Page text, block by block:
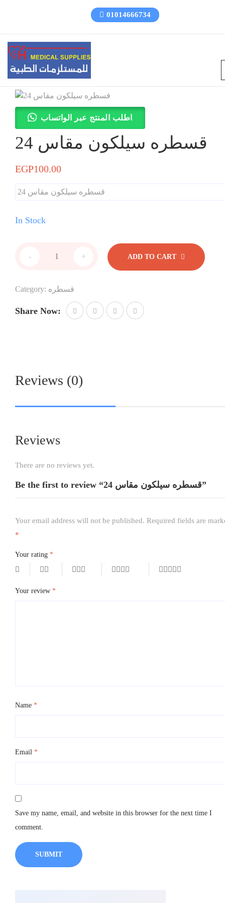
01014666734
اطلب المنتج عبر الواتساب
قسطره سيلكون مقاس 24
EGP100.00
قسطره سيلكون مقاس 24
In Stock
سيلكون
quantity
- + ADD TO CART
Category: قسطره
Share Now:
Reviews (0)
Reviews
There are no reviews yet.
Be the first to review “قسطره سيلكون مقاس 24”
Your email address will not be published. Required fields are
*
Your rating *
Your review *
Name *
Email *
Save my name, email, and website in this browser for the next time I
comment.